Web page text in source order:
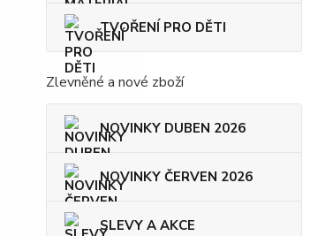
TVOŘENÍ PRO DĚTI
Zlevněné a nové zboží
NOVINKY DUBEN 2026
NOVINKY ČERVEN 2026
SLEVY A AKCE